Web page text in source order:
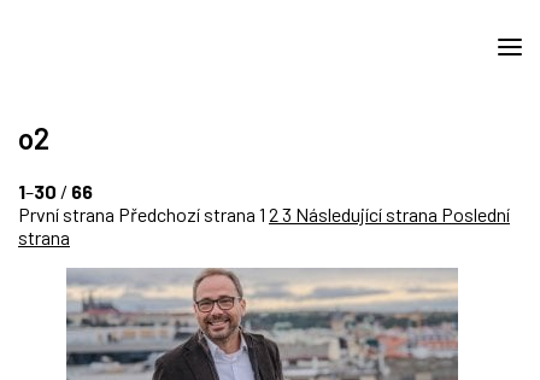
o2
1–30 / 66
První strana Předchozí strana 1 2 3 Následující strana Poslední
strana